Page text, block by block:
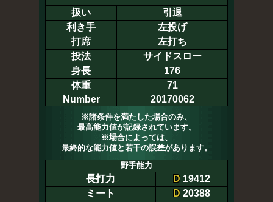
扱い
引退
利き手
左投げ
打席
左打ち
投法
サイドスロー
身長
176
体重
71
Number
20170062
※諸条件を満たした場合のみ、
最高能力値が記録されています。
※場合によっては、
最終的な能力値と若干の誤差があります。
野手能力
長打力 D 19412
ミート
D 20388